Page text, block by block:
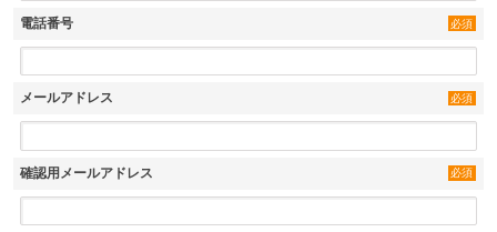
電話番号 必須
メールアドレス 必須
確認用メールアドレス 必須